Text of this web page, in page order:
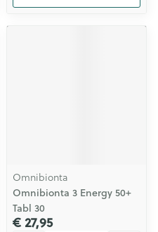
Omnibionta
Omnibionta 3 Energy 50+
Tabl 30
€ 27,95